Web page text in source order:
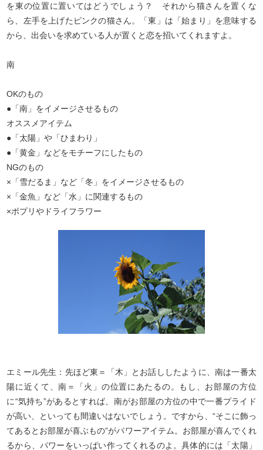
を東の位置に置いてはどうでしょう？ それから猫さんを置くな
ら、左手を上げたピンクの猫さん。「東」は「始まり」を意味する
から、出会いを求めている人が置くと恋を招いてくれますよ。
南
OKのもの
●「南」をイメージさせるもの
オススメアイテム
●「太陽」や「ひまわり」
●「黄金」などをモチーフにしたもの
NGのもの
×「雪だるま」など「冬」をイメージさせるもの
×「金魚」など「水」に関連するもの
×ポプリやドライフラワー
エミール先生：先ほど東＝「木」とお話ししたように、南は一番太
陽に近くて、南＝「火」の位置にあたるの。もし、お部屋の方位
に“気持ち”があるとすれば、南がお部屋の方位の中で一番プライド
が高い、といっても間違いはないでしょう。ですから、“そこに飾っ
てあるとお部屋が喜ぶもの”がパワーアイテム。お部屋が喜んでくれ
るから、パワーをいっぱい作ってくれるのよ。具体的には「太陽」